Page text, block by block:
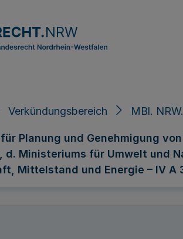
Verkündungsbereich MBl.
Planung und Genehmigung
d. Ministeriums für Umwelt und
Mittelstand und Energie – IV A